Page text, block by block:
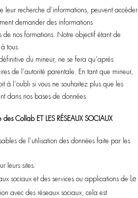
leur recherche d’informations, peuvent accéder
demander des informations
de nos formations. Notre objectif étant de
tous.
du mineur, ne se fera qu’après
de l’autorité parentale. En tant que mineur,
à l’oubli si vous ne souhaitez plus que les
dans nos bases de données.
des Collab ET LES RÉSEAUX SOCIAUX
de l’utilisation des données faite par les
leurs sites.
sociaux et des services ou applications de Le
avec des réseaux sociaux, cela est